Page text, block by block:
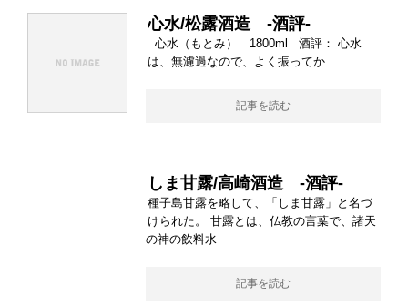
心水/松露酒造 -酒評-
心水（もとみ） 1800ml 酒評： 心水
は、無濾過なので、よく振ってか
記事を読む
しま甘露/高崎酒造 -酒評-
種子島甘露を略して、「しま甘露」と名づ
けられた。 甘露とは、仏教の言葉で、諸天
の神の飲料水
記事を読む